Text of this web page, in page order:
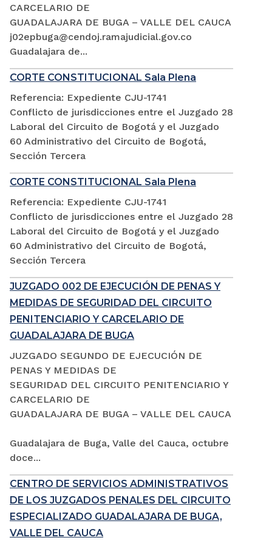
CARCELARIO DE
GUADALAJARA DE BUGA – VALLE DEL CAUCA
j02epbuga@cendoj.ramajudicial.gov.co
Guadalajara de...
CORTE CONSTITUCIONAL Sala Plena
Referencia: Expediente CJU-1741
Conflicto de jurisdicciones entre el Juzgado 28
Laboral del Circuito de Bogotá y el Juzgado
60 Administrativo del Circuito de Bogotá,
Sección Tercera
CORTE CONSTITUCIONAL Sala Plena
Referencia: Expediente CJU-1741
Conflicto de jurisdicciones entre el Juzgado 28
Laboral del Circuito de Bogotá y el Juzgado
60 Administrativo del Circuito de Bogotá,
Sección Tercera
JUZGADO 002 DE EJECUCIÓN DE PENAS Y
MEDIDAS DE SEGURIDAD DEL CIRCUITO
PENITENCIARIO Y CARCELARIO DE
GUADALAJARA DE BUGA
JUZGADO SEGUNDO DE EJECUCIÓN DE
PENAS Y MEDIDAS DE
SEGURIDAD DEL CIRCUITO PENITENCIARIO Y
CARCELARIO DE
GUADALAJARA DE BUGA – VALLE DEL CAUCA
Guadalajara de Buga, Valle del Cauca, octubre
doce...
CENTRO DE SERVICIOS ADMINISTRATIVOS
DE LOS JUZGADOS PENALES DEL CIRCUITO
ESPECIALIZADO GUADALAJARA DE BUGA,
VALLE DEL CAUCA